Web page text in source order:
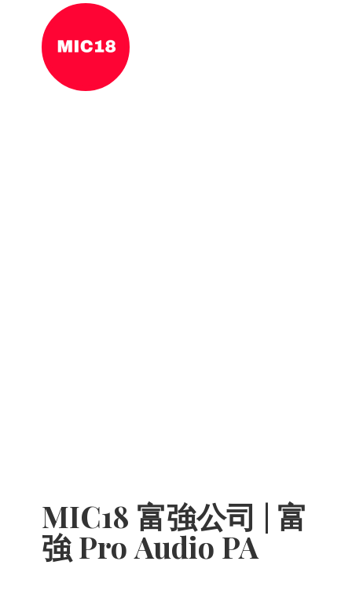
MIC18 富強公司 | 富
強 Pro Audio PA